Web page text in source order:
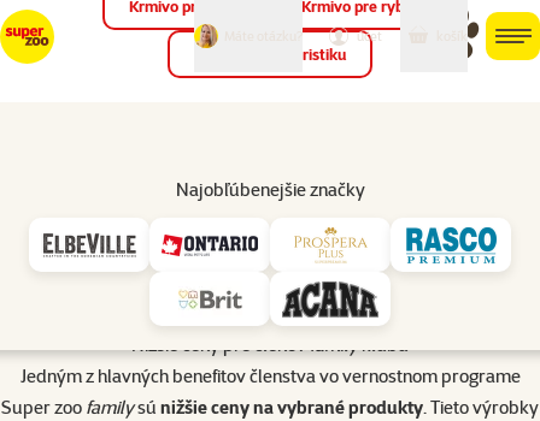
môj
účet
Krmivo pre vtáky Krmivo pre ryby
Krmivo pre teraristiku
Najobľúbenejšie značky
Vernostný program Super zoo family
Nižšie ceny pre členovfamilyklubu
Jedným z hlavných benefitov členstva vo vernostnom programe
Super zoo familysú nižšie ceny na vybrané produkty. Tieto výrobky